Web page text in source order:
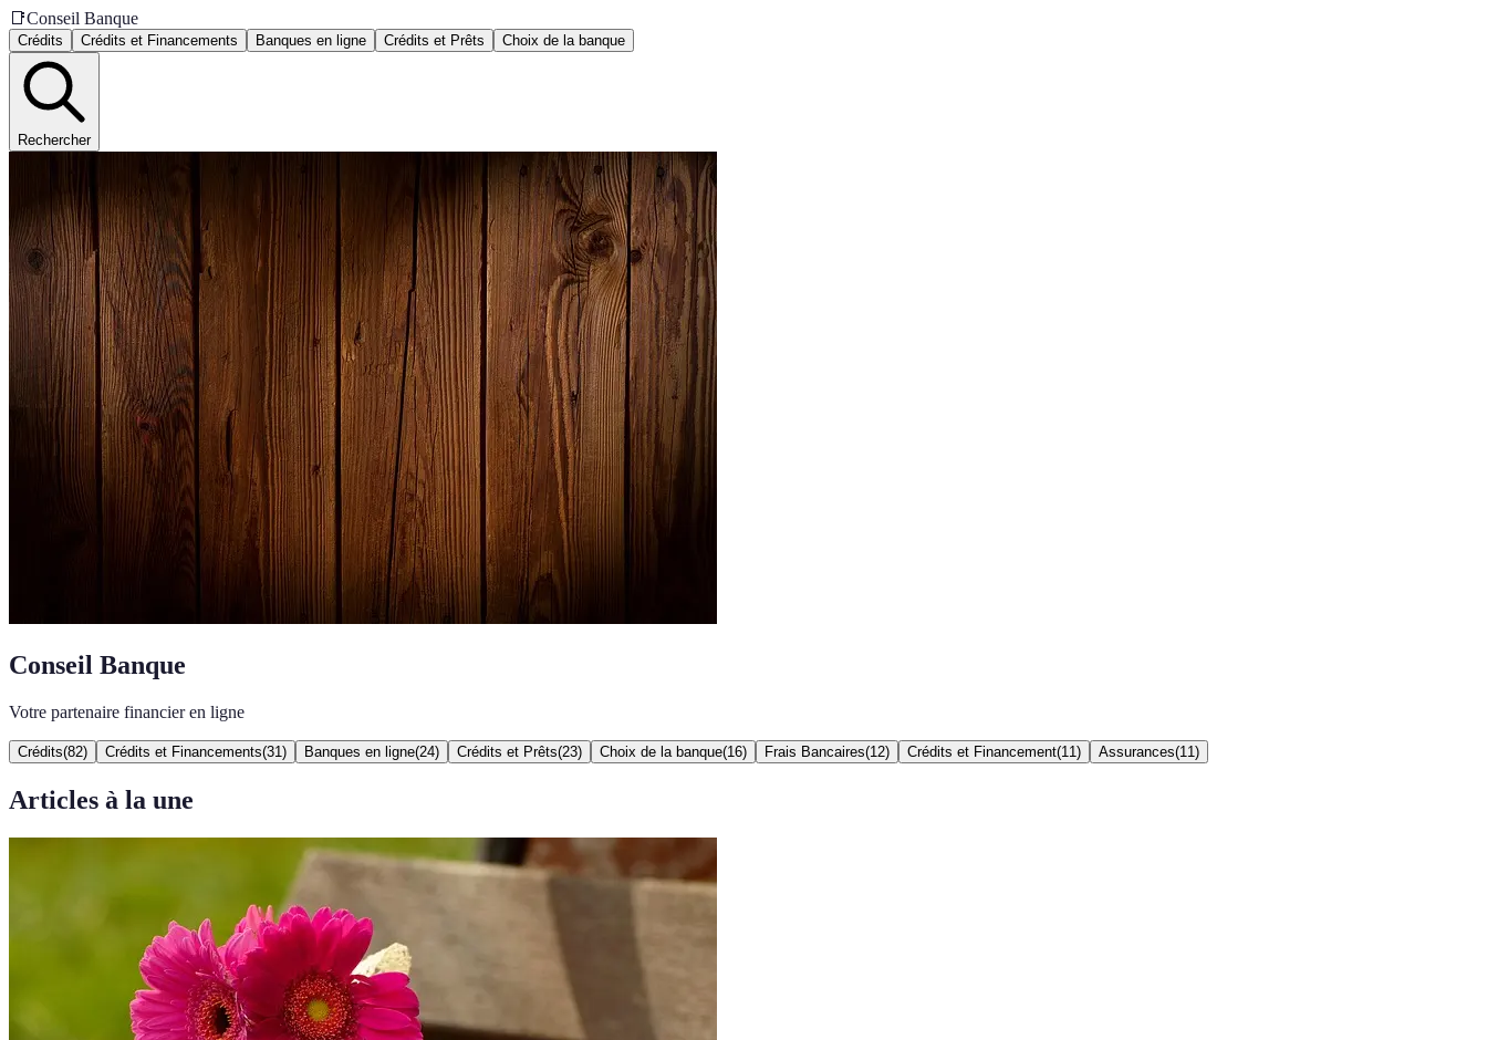
📑Conseil Banque
Crédits Crédits et Financements Banques en ligne Crédits et Prêts Choix de la banque
Rechercher
Conseil Banque
Votre partenaire financier en ligne
Crédits(82) Crédits et Financements(31 ) Banques en ligne(24) Crédits et Prêts(23) Choix de la banque(16) Frais Bancaires(12) Crédits et Financement(11 ) Assurances(11 )
Articles à la une